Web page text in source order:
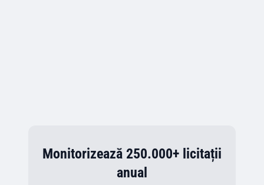
Monitorizează 250.000+ licitații
anual